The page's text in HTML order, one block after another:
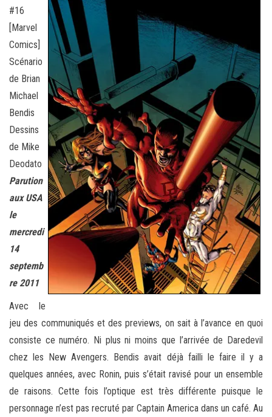
#16
[Marvel
Comics]
Scénario
de Brian
Michael
Bendis
Dessins
de Mike
Deodato
Parution
aux USA
le
mercredi
14
septemb
re 2011
Avec le
jeu des communiqués et des previews, on sait à l’avance en quoi
consiste ce numéro. Ni plus ni moins que l’arrivée de Daredevil
chez les New Avengers. Bendis avait déjà failli le faire il y a
quelques années, avec Ronin, puis s’était ravisé pour un ensemble
de raisons. Cette fois l’optique est très différente puisque le
personnage n’est pas recruté par Captain America dans un café. Au